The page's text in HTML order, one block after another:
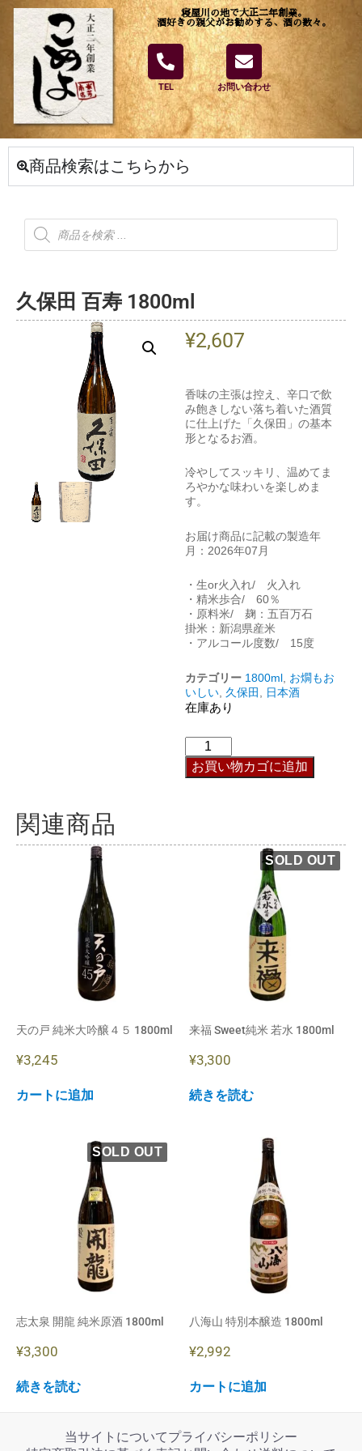
寝屋川の地で大正二年創業。
酒好きの親父がお勧めする、酒の数々。
TEL お問い合わせ
商品検索はこちらから
久保田 百寿 1800ml
¥2,607
香味の主張は控え、辛口で飲
み飽きしない落ち着いた酒質
に仕上げた「久保田」の基本
形となるお酒。
冷やしてスッキリ、温めてま
ろやかな味わいを楽しめま
す。
お届け商品に記載の製造年
月：2026年07月
・生or火入れ/ 火入れ
・精米歩合/ 60％
・原料米/ 麹：五百万石
掛米：新潟県産米
・アルコール度数/ 15度
カテゴリー 1800ml, お燗もお
いしい, 久保田
日本酒
在庫あり
お買い物カゴに追加
関連商品
天の戸 純米大吟醸４５ 1800ml
¥3,245
カートに追加
来福 Sweet純米 若水 1800ml
¥3,300
続きを読む
志太泉 開龍 純米原酒 1800ml
¥3,300
続きを読む
八海山 特別本醸造 1800ml
¥2,992
カートに追加
当サイトについてプライバシーポリシー